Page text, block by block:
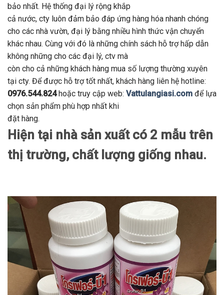
bảo nhất. Hệ thống đại lý rộng khắp
cả nước, cty luôn đảm bảo đáp ứng hàng hóa nhanh chóng
cho các nhà vườn, đại lý bằng nhiều hình thức vận chuyển
khác nhau. Cùng với đó là những chính sách hỗ trợ hấp dẫn
không những cho các đại lý, ctv mà
còn cho cả những khách hàng mua số lượng thường xuyên
tại cty. Để được hỗ trợ tốt nhất, khách hàng liên hệ hotline:
0976.544.824hoặc truy cập web: Vattulangiasi.com để lựa
chọn sản phẩm phù hợp nhất khi
đặt hàng.
Hiện tại nhà sản xuất có 2 mẫu trên
thị trường, chất lượng giống nhau.